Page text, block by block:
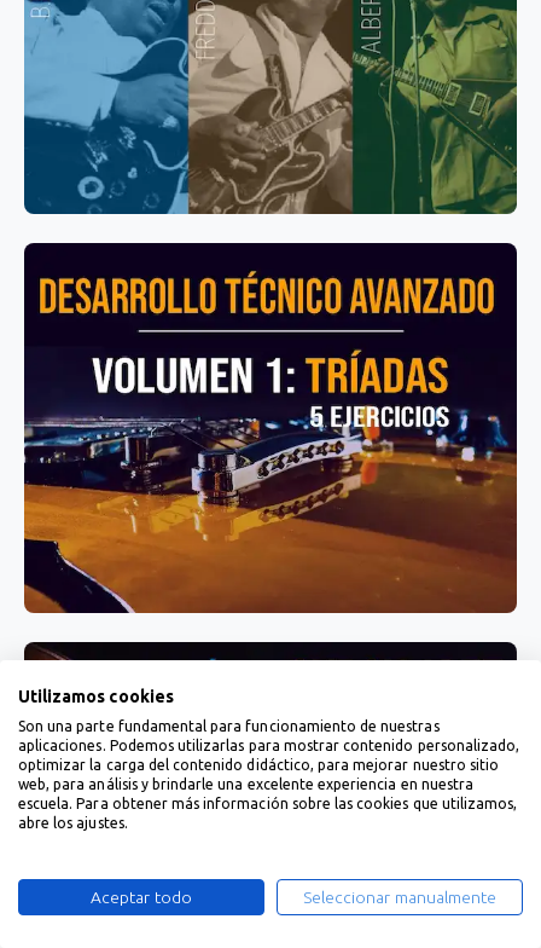
Utilizamos cookies
Son una parte fundamental para funcionamiento de nuestras
aplicaciones. Podemos utilizarlas para mostrar contenido personalizado,
optimizar la carga del contenido didáctico, para mejorar nuestro sitio
web, para análisis y brindarle una excelente experiencia en nuestra
escuela. Para obtener más información sobre las cookies que utilizamos,
abre los ajustes.
Aceptar todo Seleccionar manualmente